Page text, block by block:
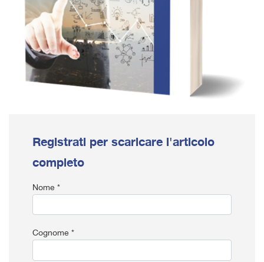
Registrati per scaricare l'articolo
completo
Nome *
Cognome *